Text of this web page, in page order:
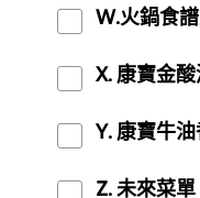
W.火鍋食
X. 康寶金
Y. 康寶牛
Z. 未來菜